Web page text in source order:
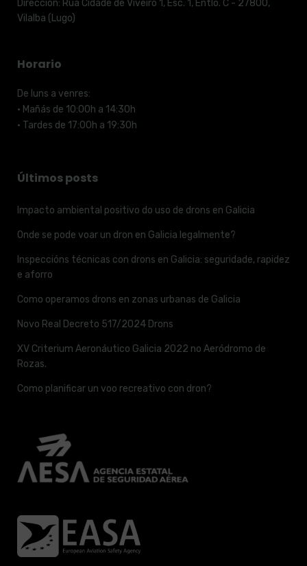
Dirección: Rúa Cidade de Viveiro 1, Esc. 1, Entlo. C - 27800,
Vilalba (Lugo)
Horario
De luns a venres:
· Mañás de 10:00h a 14:30h
· Tardes de 17:00h a 19:30h
Últimos posts
Impacto ambiental positivo do uso de drons en Galicia
Onde se pode voar un dron en Galicia legalmente?
Inspeccións técnicas con drons en Galicia: seguridade, rapidez
e aforro
Como operamos drons en zonas urbanas de Galicia
Novo Real Decreto 517/2024 Drons
XV Criterium Aeronáutico Galicia 2022 no Aeródromo de
Rozas.
Como planificar un voo recreativo con dron?